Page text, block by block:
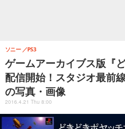
ゲームアーカイブス版『
配信開始！スタジオ最前
の写真・画像
ソニー PS3
2016.4.21 Thu 8:00